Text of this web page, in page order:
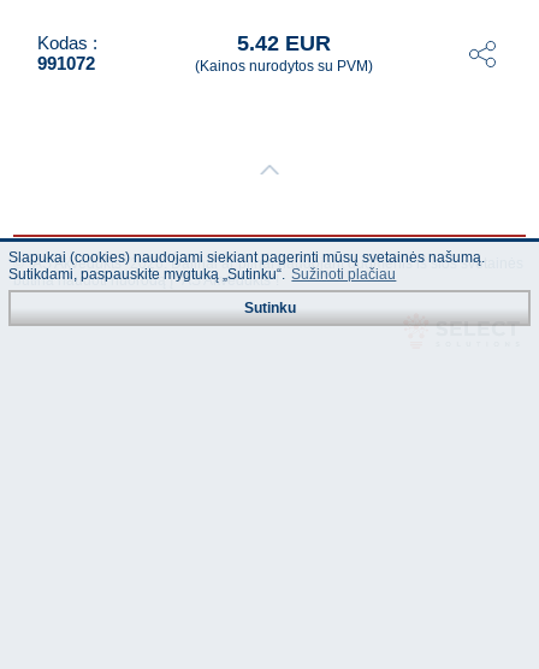
Kodas :
991072
5.42 EUR
(Kainos nurodytos su PVM)
© "AS Akvedukts" 2026. Dalinai ar pilnai naudojant duomenis iš šios svetainės
būtina naudoti nuorodą Į "AS Akvedukts"!
Slapukai (cookies) naudojami siekiant pagerinti mūsų svetainės našumą.
Sutikdami, paspauskite mygtuką „Sutinku“. Sužinoti plačiau
Sutinku